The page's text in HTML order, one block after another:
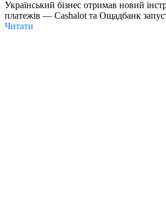
Український бізнес отримав новий
платежів — Cashalot та Ощадбанк
Читати